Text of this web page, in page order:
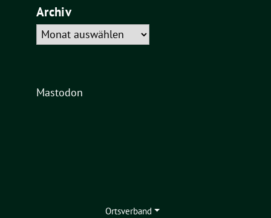
Archiv
Archiv
Mastodon
Ortsverband